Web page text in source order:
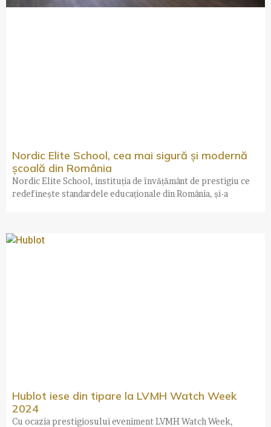
Nordic Elite School, cea mai sigură și modernă
școală din România
Nordic Elite School, instituția de învățământ de prestigiu ce
redefinește standardele educaționale din România, și-a
Hublot iese din tipare la LVMH Watch Week
2024
Cu ocazia prestigiosului eveniment LVMH Watch Week,